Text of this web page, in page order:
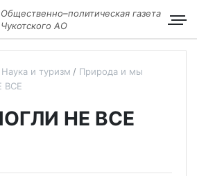
Общественно–политическая газета
Чукотского АО
Наука и туризм
Природа и мы
ВСЕ
НЕ ВСЕ